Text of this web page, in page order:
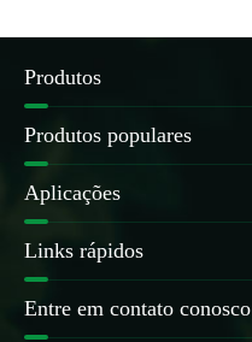
Produtos
Produtos populares
Aplicações
Links rápidos
Entre em contato conosco